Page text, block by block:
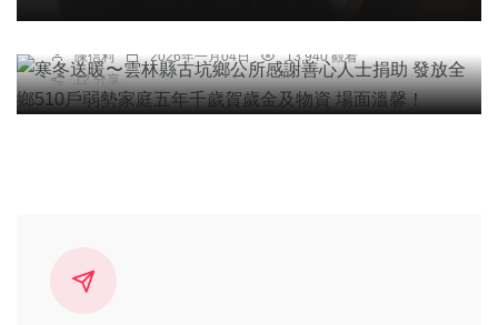
陳信利 2026年一月04日
13,940 觀看
12 分享